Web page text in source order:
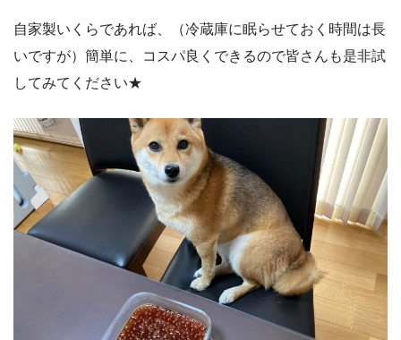
自家製いくらであれば、（冷蔵庫に眠らせておく時間は長
いですが）簡単に、コスパ良くできるので皆さんも是非試
してみてください★